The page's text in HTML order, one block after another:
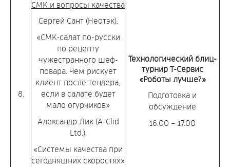
8.
СМК и вопросы качества
Сергей Сант (Неотэк).
«СМК-салат по-русски
по рецепту
чужестранного шеф-
повара. Чем рискует
клиент после тендера,
если в салате будет
мало огурчиков»
Александр Лик (A-Clid
Ltd.).
«Системы качества при
сегодняшних скоростях»
Технологический блиц-
турнир Т-Сервис
«Роботы лучше?»
Подготовка и
обсуждение
16.00 – 17.00